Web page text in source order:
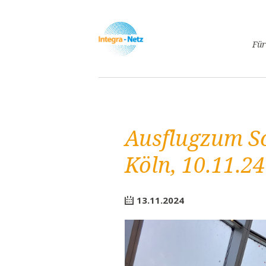
Ausflugzum
Köln, 10.11.24
13.11.2024